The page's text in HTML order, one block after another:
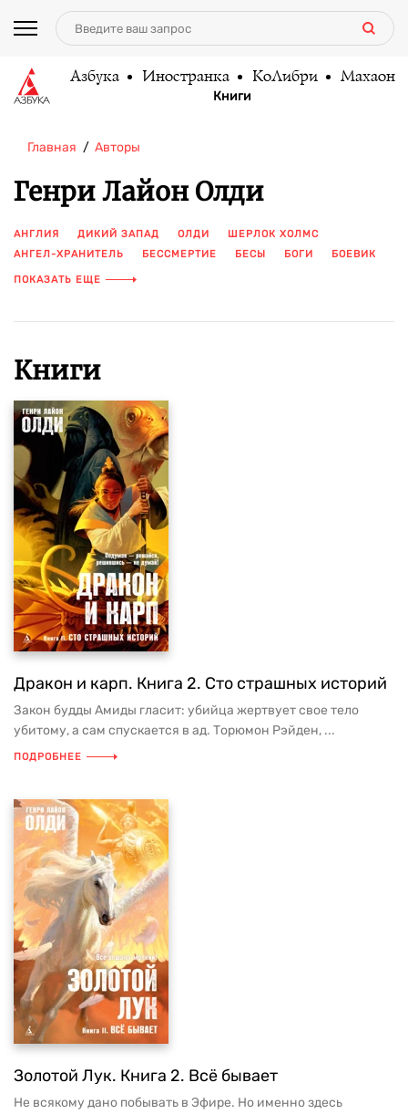
Азбука Иностранка КоЛибри Махаон
Книги
Главная Авторы
Генри Лайон Олди
АНГЛИЯ ДИКИЙ ЗАПАД ОЛДИ
ШЕРЛОК ХОЛМС
АНГЕЛ-ХРАНИТЕЛЬ
БЕССМЕРТИЕ БЕСЫ БОГИ
БОЕВИК
БОРЬБА СО ЗЛОМ
ВЕЧНОЕ ЗЛО
НЕОМИФОЛОГИЯ
СМЕРТЬ
СРАЖЕНИЯ
ТРАГИЧЕСКАЯ СУДЬБА
ФАНТАСТИКА
ФЭНТЕЗИ
ЭПОС
ПОКАЗАТЬ ЕЩЕ
Книги
Дракон и карп. Книга 2. Сто страшных историй
Закон будды Амиды гласит: убийца жертвует свое тело
убитому, а сам спускается в ад. Торюмон Рэйден, ...
ПОДРОБНЕЕ
Золотой Лук. Книга 2. Всё бывает
Не всякому дано побывать в Эфире. Но именно здесь